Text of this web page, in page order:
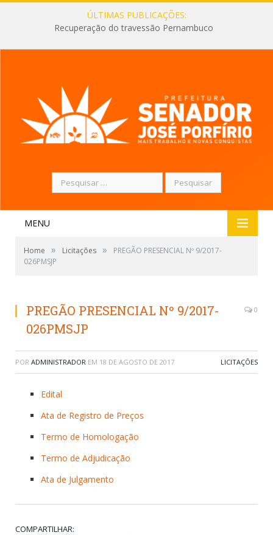
ÚLTIMAS PUBLICAÇÕES:
Recuperação do travessão Pernambuco
Pesquisar
por:
MENU
Home » Licitações »
PREGÃO PRESENCIAL Nº 9/2017-
026PMSJP
PREGÃO PRESENCIAL Nº 9/2017-
026PMSJP
0
POR ADMINISTRADOR EM 18 DE AGOSTO DE 2017 LICITAÇÕES
Edital
Ata de Registro de Preços
Termo de Homologação
Termo de Adjudicação
Ata de Julgamento
COMPARTILHAR: